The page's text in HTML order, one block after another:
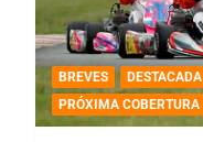
BREVES DESTACADA
PRÓXIMA COBERTURA